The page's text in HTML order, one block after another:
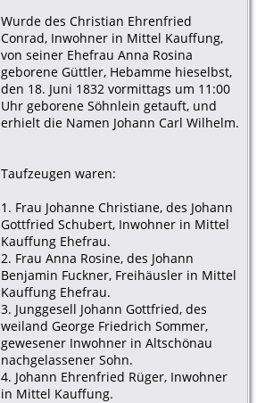
Wurde des Christian Ehrenfried
Conrad, Inwohner in Mittel Kauffung,
von seiner Ehefrau Anna Rosina
geborene Güttler, Hebamme hieselbst,
den 18. Juni 1832 vormittags um 11:00
Uhr geborene Söhnlein getauft, und
erhielt die Namen Johann Carl Wilhelm.
Taufzeugen waren:
1. Frau Johanne Christiane, des Johann
Gottfried Schubert, Inwohner in Mittel
Kauffung Ehefrau.
2. Frau Anna Rosine, des Johann
Benjamin Fuckner, Freihäusler in Mittel
Kauffung Ehefrau.
3. Junggesell Johann Gottfried, des
weiland George Friedrich Sommer,
gewesener Inwohner in Altschönau
nachgelassener Sohn.
4. Johann Ehrenfried Rüger, Inwohner
in Mittel Kauffung.